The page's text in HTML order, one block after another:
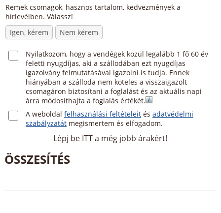
Remek csomagok, hasznos tartalom, kedvezmények a
hírlevélben. Válassz!
Igen, kérem
Nem kérem
Nyilatkozom, hogy a vendégek közül legalább 1 fő 60 év
feletti nyugdíjas, aki a szállodában ezt nyugdíjas
igazolvány felmutatásával igazolni is tudja. Ennek
hiányában a szálloda nem köteles a visszaigazolt
csomagáron biztosítani a foglalást és az aktuális napi
árra módosíthajta a foglalás értékét.
A weboldal felhasználási feltételeités adatvédelmi
szabályzatát megismertem és elfogadom.
Lépj be ITT a még jobb árakért!